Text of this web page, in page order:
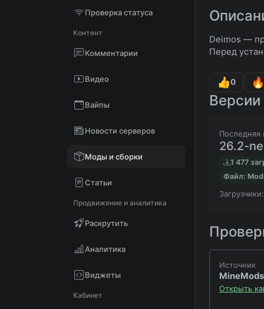
Проверка статуса
Контент
Комментарии
Видео
Вайпы
Новости серверов
Моды и сборки
Статьи
Продвижение и аналитика
Раскрутить
Аналитика
Виджеты
Кабинет
Deimos —
Перед
0
Версии
Последняя
26.2-
1 477
Файл:
Загрузчики:
Источник
MineMods
Открыть